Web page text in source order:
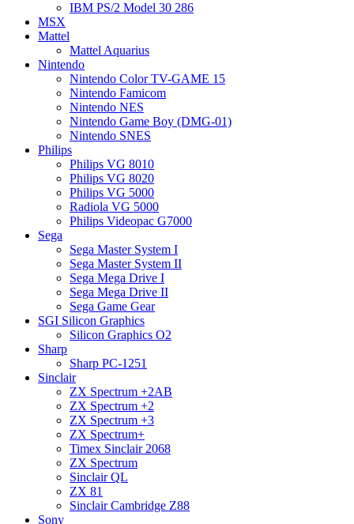
IBM PS/2 Model 30 286
MSX
Mattel
Mattel Aquarius
Nintendo
Nintendo Color TV-GAME 15
Nintendo Famicom
Nintendo NES
Nintendo Game Boy (DMG-01)
Nintendo SNES
Philips
Philips VG 8010
Philips VG 8020
Philips VG 5000
Radiola VG 5000
Philips Videopac G7000
Sega
Sega Master System I
Sega Master System II
Sega Mega Drive I
Sega Mega Drive II
Sega Game Gear
SGI Silicon Graphics
Silicon Graphics O2
Sharp
Sharp PC-1251
Sinclair
ZX Spectrum +2AB
ZX Spectrum +2
ZX Spectrum +3
ZX Spectrum+
Timex Sinclair 2068
ZX Spectrum
Sinclair QL
ZX 81
Sinclair Cambridge Z88
Sony